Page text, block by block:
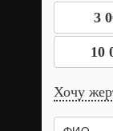
3
10
Хочу